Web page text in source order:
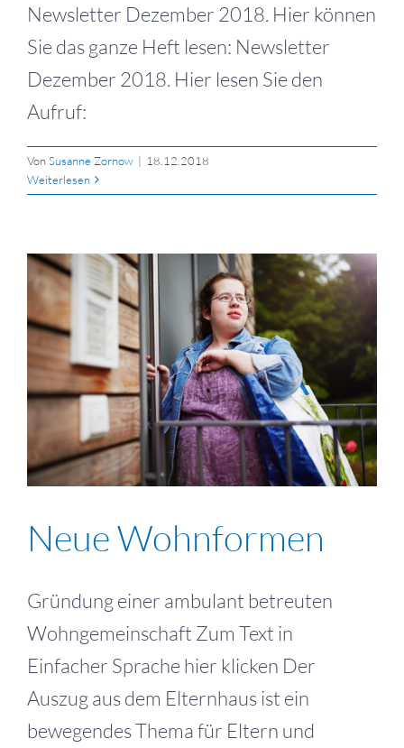
Newsletter Dezember 2018. Hier können
Sie das ganze Heft lesen: Newsletter
Dezember 2018. Hier lesen Sie den
Aufruf:
VonSusanne Zornow | 18.12.2018
Weiterlesen
Neue Wohnformen
Gründung einer ambulant betreuten
Wohngemeinschaft Zum Text in
Einfacher Sprache hier klicken Der
Auszug aus dem Elternhaus ist ein
bewegendes Thema für Eltern und